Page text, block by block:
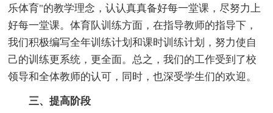
乐体育"的教学理念，认认真真备好每一堂课，尽努力上
好每一堂课。体育队训练方面，在指导教师的指导下，
我们积极编写全年训练计划和课时训练计划，努力使自
己的训练更系统，更全面。总之，我们的工作受到了校
领导和全体教师的认可，同时，也深受学生们的欢迎。
三、提高阶段